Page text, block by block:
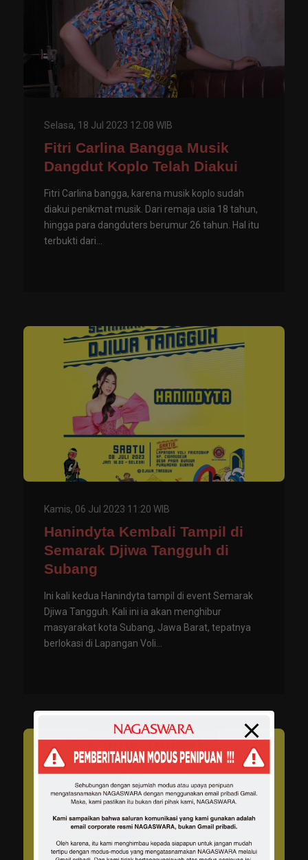
Selasa, 18 Jul 2023 12:08 WIB
Fitri Carlina Bangga Musik
Dangdut Koplo Telah Diakui
Fitri Carlina bangga, karena musik koplo sudah
diakui penikmat musik. Dari remaja usia 18 tahun,
hingga para dangduters berumur 26 tahun. Hal itu
terbukti dari...
Kamis, 06 Jul 2023 11:20 WIB
Hanindyta Kembali Tampil di
Semarak Djiwa Tangguh di
Subang
Ini kali kedua Hanindyta tampil di event Semarak
Djiwa Tangguh. Kali ini ia akan menghibur
masyarakat kota Subang, Jawa Barat, tepatnya
berlokasi di Lapangan Voli...